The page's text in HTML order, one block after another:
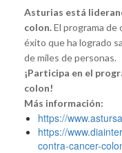
Asturias está
colon.El programa de
éxito que ha logrado
de miles de personas.
¡Participa en el
colon!
Más información:
https://
https://
contra-cancer-